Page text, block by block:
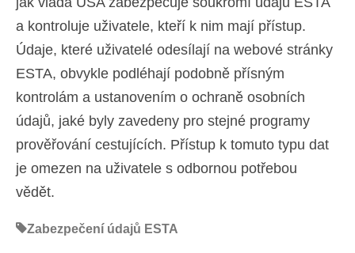
a kontroluje uživatele, kteří k nim mají přístup.
Údaje, které uživatelé odesílají na webové stránky
ESTA, obvykle podléhají podobně přísným
kontrolám a ustanovením o ochraně osobních
údajů, jaké byly zavedeny pro stejné programy
prověřování cestujících. Přístup k tomuto typu dat
je omezen na uživatele s odbornou potřebou
vědět.
Zabezpečení údajů ESTA